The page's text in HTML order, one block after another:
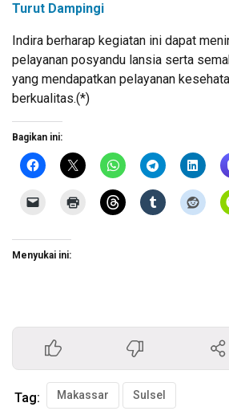
Turut Dampingi
Indira berharap kegiatan ini dapat
pelayanan posyandu lansia serta
yang mendapatkan pelayanan
berkualitas.(*)
Bagikan ini:
Menyukai ini:
Tag: Makassar Sulsel